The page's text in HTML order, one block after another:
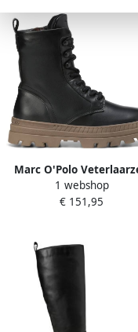
Marc O'Polo
Black Dames
1 webshop
€ 151,95